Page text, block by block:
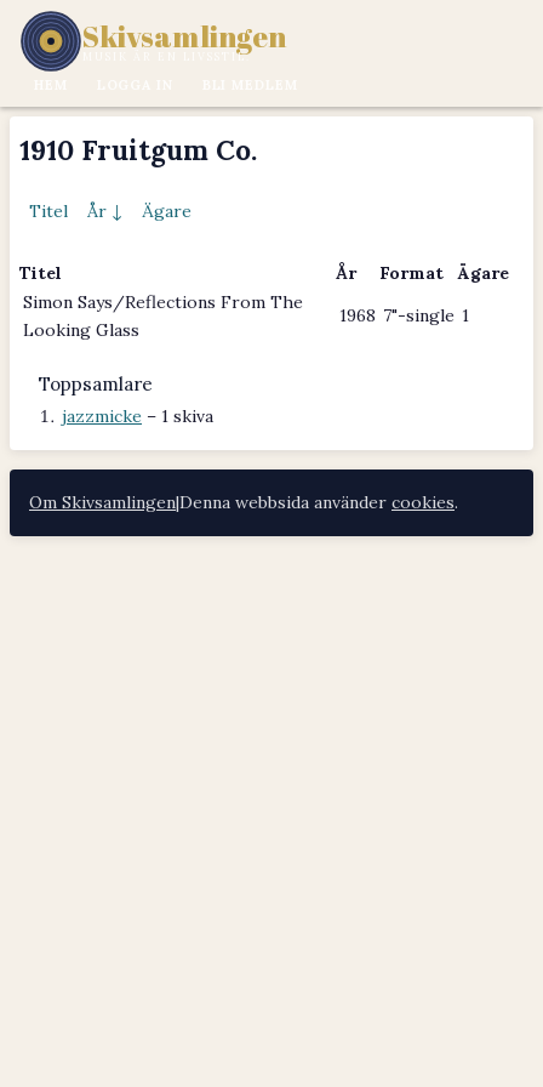
Skivsamlingen
MUSIK ÄR EN LIVSSTIL.
1910 Fruitgum Co.
Titel År ↓ Ägare
Titel År Format
Ägare
Simon Says/Reflections From The
Looking Glass
1968 7"-single 1
Toppsamlare
jazzmicke – 1 skiva
Om Skivsamlingen|Denna webbsida använder cookies.